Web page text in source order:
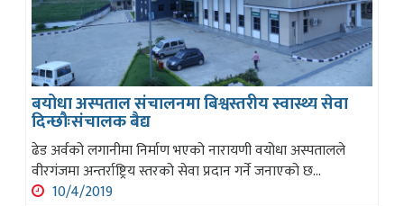
बयोधा अस्पताल संचालनमा बिश्वस्तरीय स्वास्थ्य सेवा
दिन्छौःसंचालक बैद्य
ढेड अर्वको लगानीमा निर्माण भएको नारायणी वयोधा अस्पतालले
वीरगंजमा अन्तर्राष्ट्रिय स्तरको सेवा प्रदान गर्ने जनाएको छ...
10/4/2019